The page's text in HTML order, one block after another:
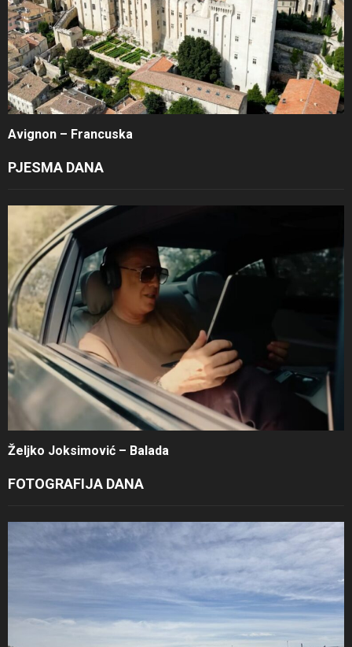
Avignon – Francuska
PJESMA DANA
Željko Joksimović – Balada
FOTOGRAFIJA DANA